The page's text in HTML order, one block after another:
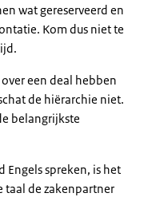
wat gereserveerd en
Kom dus niet te
een deal hebben
de hiërarchie niet.
belangrijkste
Engels spreken, is het
taal de zakenpartner